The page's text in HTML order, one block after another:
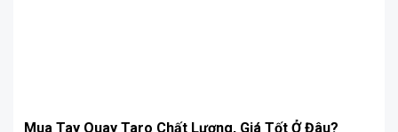
Mua Tay Quay Taro Chất Lượng, Giá Tốt Ở Đâu?